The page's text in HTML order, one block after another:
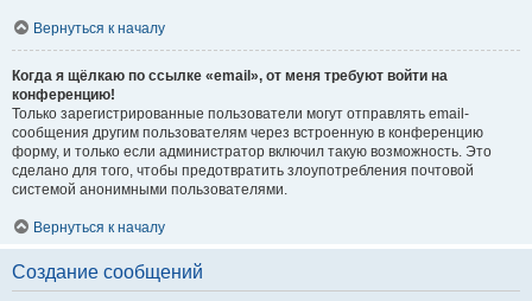
Вернуться к началу
Когда я щёлкаю по ссылке «email», от меня требуют войти на
конференцию!
Только зарегистрированные пользователи могут отправлять email-
сообщения другим пользователям через встроенную в конференцию
форму, и только если администратор включил такую возможность. Это
сделано для того, чтобы предотвратить злоупотребления почтовой
системой анонимными пользователями.
Вернуться к началу
Создание сообщений